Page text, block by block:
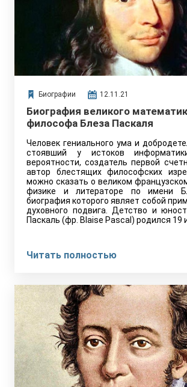
Биографии 12.11.21
Биография великого
философа Блеза Паскаля
Человек гениального ума и
стоявший у истоков
вероятности, создатель первой
автор блестящих философских
можно сказать о великом
физике и литераторе по имени
биография которого являет собой
духовного подвига. Детство и
Паскаль (фр. Blaise Pascal) родился 19
Читать полностью